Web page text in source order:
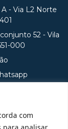
com
para analisar
- Via L2 Norte
52 - Vila
000
no Sistema e-